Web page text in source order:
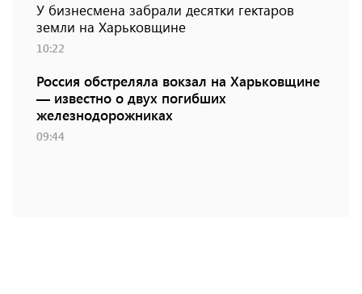
У бизнесмена забрали десятки гектаров
земли на Харьковщине
10:22
Россия обстреляла вокзал на Харьковщине
— известно о двух погибших
железнодорожниках
09:44